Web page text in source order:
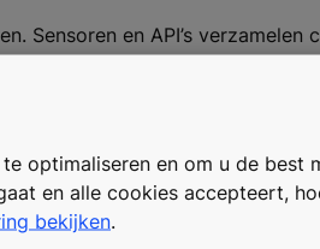
Sensoren en API’s verzamelen
om energieverbruik en
aangepast aan seizoenen,
dreigt te falen,
optimaliseren en om u de best
en alle cookies accepteert,
bekijken.